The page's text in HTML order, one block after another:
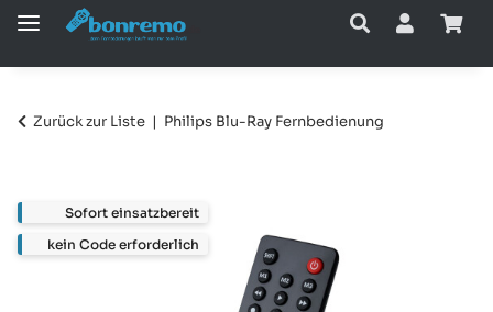
Zurück zur Liste Philips Blu-Ray Fernbedienung